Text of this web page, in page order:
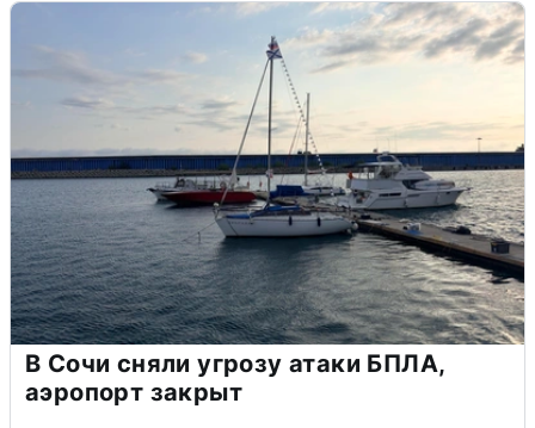
В Сочи сняли угрозу атаки БПЛА,
аэропорт закрыт